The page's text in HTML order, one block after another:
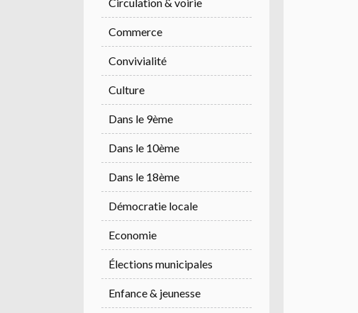
Commerce
Convivialité
Culture
Dans le 9ème
Dans le 10ème
Dans le 18ème
Démocratie locale
Economie
Élections municipales
Enfance & jeunesse